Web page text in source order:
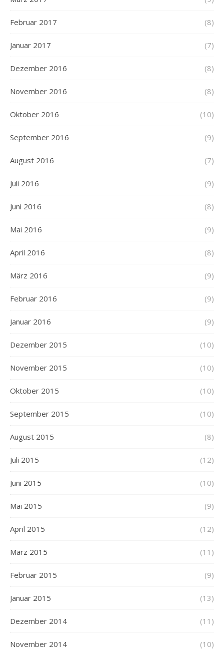
Februar 2017 (8)
Januar 2017 (7)
Dezember 2016 (8)
November 2016 (8)
Oktober 2016 (10)
September 2016 (9)
August 2016 (7)
Juli 2016 (9)
Juni 2016 (8)
Mai 2016 (9)
April 2016 (8)
März 2016 (9)
Februar 2016 (9)
Januar 2016 (9)
Dezember 2015 (10)
November 2015 (10)
Oktober 2015 (10)
September 2015 (10)
August 2015 (8)
Juli 2015 (12)
Juni 2015 (10)
Mai 2015 (9)
April 2015 (12)
März 2015 (11)
Februar 2015 (9)
Januar 2015 (13)
Dezember 2014 (11)
November 2014 (10)